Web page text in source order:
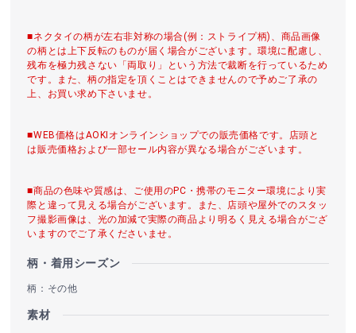
■ネクタイの柄が左右非対称の場合(例：ストライプ柄)、商品画像
の柄とは上下反転のものが届く場合がございます。環境に配慮し、
残布を極力残さない「両取り」という方法で裁断を行っているため
です。また、柄の指定を頂くことはできませんので予めご了承の
上、お買い求め下さいませ。
■WEB価格はAOKIオンラインショップでの販売価格です。店頭と
は販売価格および一部セール内容が異なる場合がございます。
■商品の色味や質感は、ご使用のPC・携帯のモニター環境により実
際と違って見える場合がございます。また、店頭や屋外でのスタッ
フ撮影画像は、光の加減で実際の商品より明るく見える場合がござ
いますのでご了承くださいませ。
柄・着用シーズン
柄：その他
素材